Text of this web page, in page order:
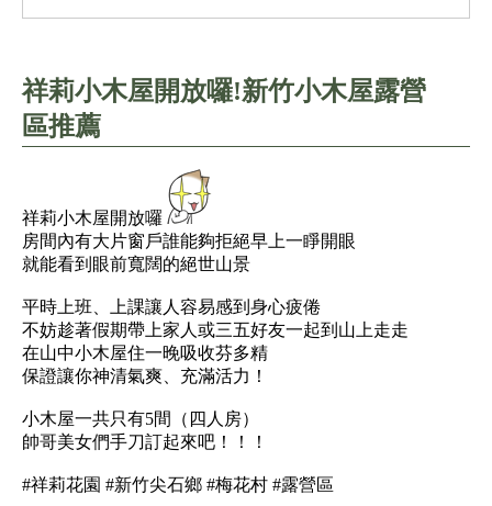
祥莉小木屋開放囉!新竹小木屋露營
區推薦
祥莉小木屋開放囉
房間內有大片窗戶誰能夠拒絕早上一睜開眼
就能看到眼前寬闊的絕世山景
平時上班、上課讓人容易感到身心疲倦
不妨趁著假期帶上家人或三五好友一起到山上走走
在山中小木屋住一晚吸收芬多精
保證讓你神清氣爽、充滿活力！
小木屋一共只有5間（四人房）
帥哥美女們手刀訂起來吧！！！
#祥莉花園 #新竹尖石鄉 #梅花村 #露營區